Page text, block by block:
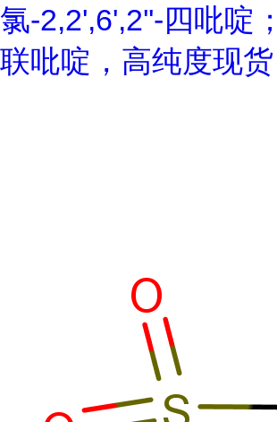
氯-2,2',6',2''-四吡啶
联吡啶，高纯度现货